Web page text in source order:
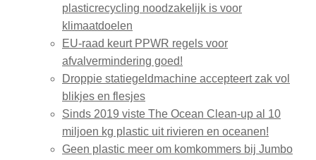
plasticrecycling noodzakelijk is voor
klimaatdoelen
EU-raad keurt PPWR regels voor
afvalvermindering goed!
Droppie statiegeldmachine accepteert zak vol
blikjes en flesjes
Sinds 2019 viste The Ocean Clean-up al 10
miljoen kg plastic uit rivieren en oceanen!
Geen plastic meer om komkommers bij Jumbo